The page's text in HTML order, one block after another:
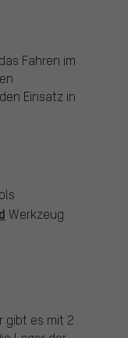
Fahren im
Einsatz in
Werkzeug
gibt es mit 2